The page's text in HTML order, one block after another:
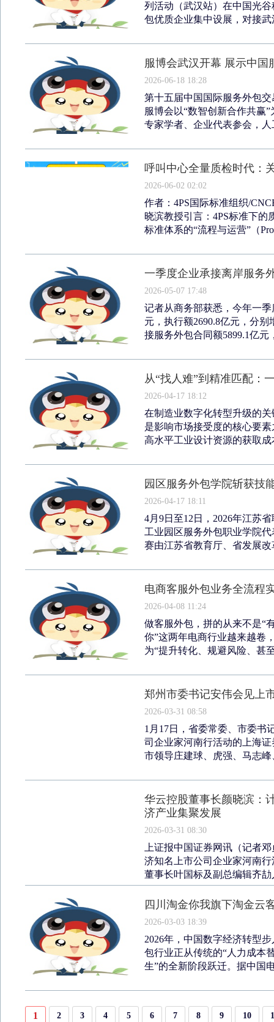
列活动（武汉站）在中国光
包优质企业集中设展，对接
服博会武汉开幕 展示中国
2026-06-18 18:28
第十五届中国国际服务外包
服博会以“数智创新合作共赢
专家学者、企业代表参会，
呼叫中心全量质检时代：
2026-06-02 02:02
作者：4PS国际标准组织/
晓滨教授引言：4PS标准下
标准体系的“流程与运营”（
一季度企业承接离岸服务
2026-05-07 17:48
记者从商务部获悉，今年一
元，执行额2690.8亿元，分
接服务外包合同额5899.1亿元
从“找人难”到精准匹配：
2026-04-17 18:12
在制造业数字化转型升级的
是影响市场接受度的核心要
高水平工业设计资源的获取
园区服务外包学院斩获技
2026-04-17 18:11
4月9日至12日，2026年江苏
工业园区服务外包职业学院
赛由江苏省教育厅、省发展
电商客服外包业务全流程
2026-04-08 11:24
做客服外包，拼的从来不是“
你”这两年电商行业越来越卷
为“提升转化、规避风险、甚
郑州市委书记安伟会见上
2026-03-31 08:58
1月17日，省委常委、市委书
司企业家河南行活动的上海
市领导庄建球、虎强、马志
华云控股董事长颜晓滨：
济产业集聚发展
2026-03-31 08:30
上证报中国证券网讯（记者
济知名上市公司企业家河南
董事长叶国标及副总编辑齐
四川淘金你我旗下淘金云
2026-03-03 18:39
2026年，中国数字经济转型
包行业正从传统的“人力成本
生”的全新阶段跃迁。据中国
1 2 3 4 5 6 7 8 9 10